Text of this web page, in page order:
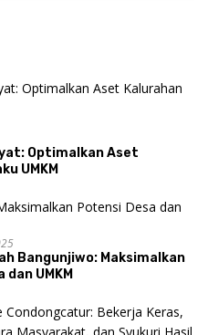
Optimalkan Aset
UMKM
Bangunjiwo: Maksimalkan
UMKM